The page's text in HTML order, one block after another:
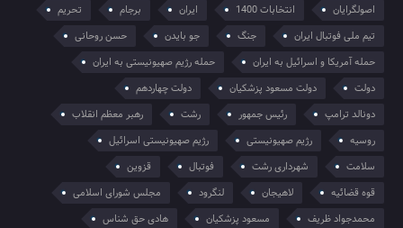
اصولگرایان
انتخابات 1400 ایران برجام
تحریم
تیم ملی فوتبال ایران
جنگ جو بایدن
حسن روحانی
حمله آمریکا و اسرائیل به ایران
حمله رژیم صهیونیستی به ایران
دولت
دولت مسعود پزشکیان
دولت چهاردهم
دونالد ترامپ
رئیس جمهور رشت
رهبر معظم انقلاب
روسیه
رژیم صهیونیستی
رژیم صهیونیستی اسرائیل
سلامت
شهرداری رشت فوتبال
قزوین
قوه قضائیه
لاهیجان لنگرود
مجلس شورای اسلامی
محمدجواد ظریف
مسعود پزشکیان
هادی حق شناس